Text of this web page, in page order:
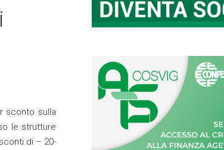
sconto sulla
le strutture
di – 20-